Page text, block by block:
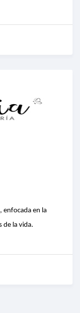
enfocada en la
de la vida.